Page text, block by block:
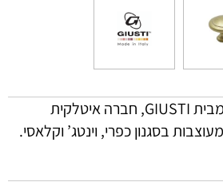
GIUSTI, חברה איטלקית
בסגנון כפרי, וינטג’ וקלאסי.